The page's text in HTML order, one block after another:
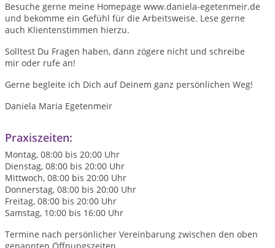
Besuche gerne meine Homepage www.daniela-egetenmeir.de
und bekomme ein Gefühl für die Arbeitsweise. Lese gerne
auch Klientenstimmen hierzu.
Solltest Du Fragen haben, dann zögere nicht und schreibe
mir oder rufe an!
Gerne begleite ich Dich auf Deinem ganz persönlichen Weg!
Daniela Maria Egetenmeir
Praxiszeiten:
Montag, 08:00 bis 20:00 Uhr
Dienstag, 08:00 bis 20:00 Uhr
Mittwoch, 08:00 bis 20:00 Uhr
Donnerstag, 08:00 bis 20:00 Uhr
Freitag, 08:00 bis 20:00 Uhr
Samstag, 10:00 bis 16:00 Uhr
Termine nach persönlicher Vereinbarung zwischen den oben